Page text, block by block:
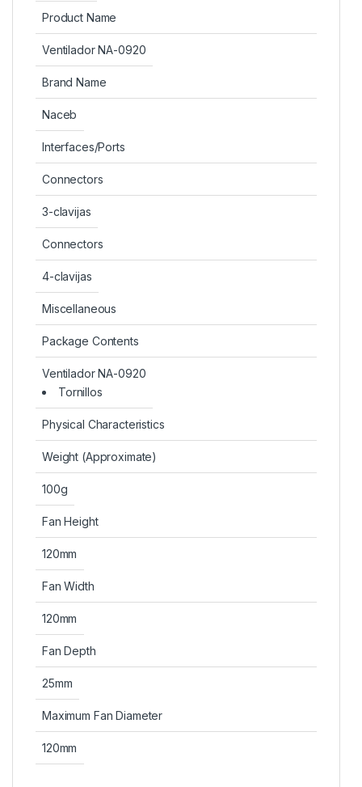
Product Name
Ventilador NA-0920
Brand Name
Naceb
Interfaces/Ports
Connectors
3-clavijas
Connectors
4-clavijas
Miscellaneous
Package Contents
Ventilador NA-0920
Tornillos
Physical Characteristics
Weight (Approximate)
100g
Fan Height
120mm
Fan Width
120mm
Fan Depth
25mm
Maximum Fan Diameter
120mm